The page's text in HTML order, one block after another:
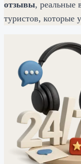
отзывы, реальные
туристов, которые